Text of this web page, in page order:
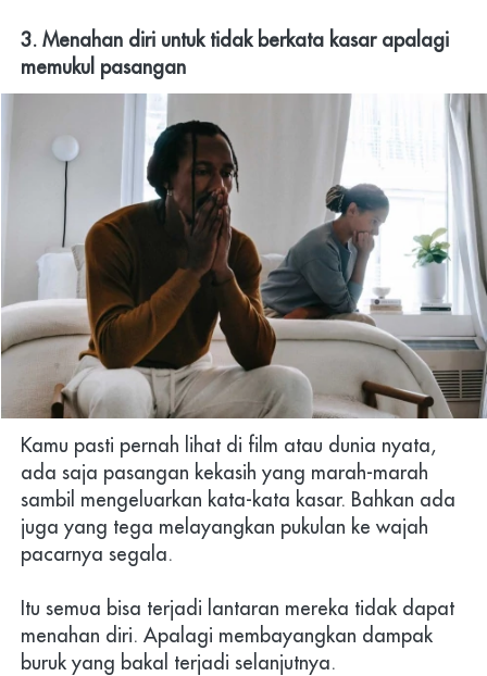
3. Menahan diri untuk tidak berkata kasar apalagi
memukul pasangan
Kamu pasti pernah lihat di film atau dunia nyata,
ada saja pasangan kekasih yang marah-marah
sambil mengeluarkan kata-kata kasar. Bahkan ada
juga yang tega melayangkan pukulan ke wajah
pacarnya segala.
Itu semua bisa terjadi lantaran mereka tidak dapat
menahan diri. Apalagi membayangkan dampak
buruk yang bakal terjadi selanjutnya.